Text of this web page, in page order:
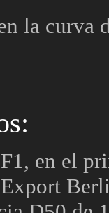
la curva
en el